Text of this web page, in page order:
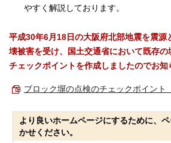
やすく解説しております。
平成30年6月18日の大阪府北部地震を震源
壊被害を受け、国土交通省において既存
チェックポイントを作成しましたのでお知
ブロック塀の点検のチェックポイント
より良いホームページにするために、
かせください。